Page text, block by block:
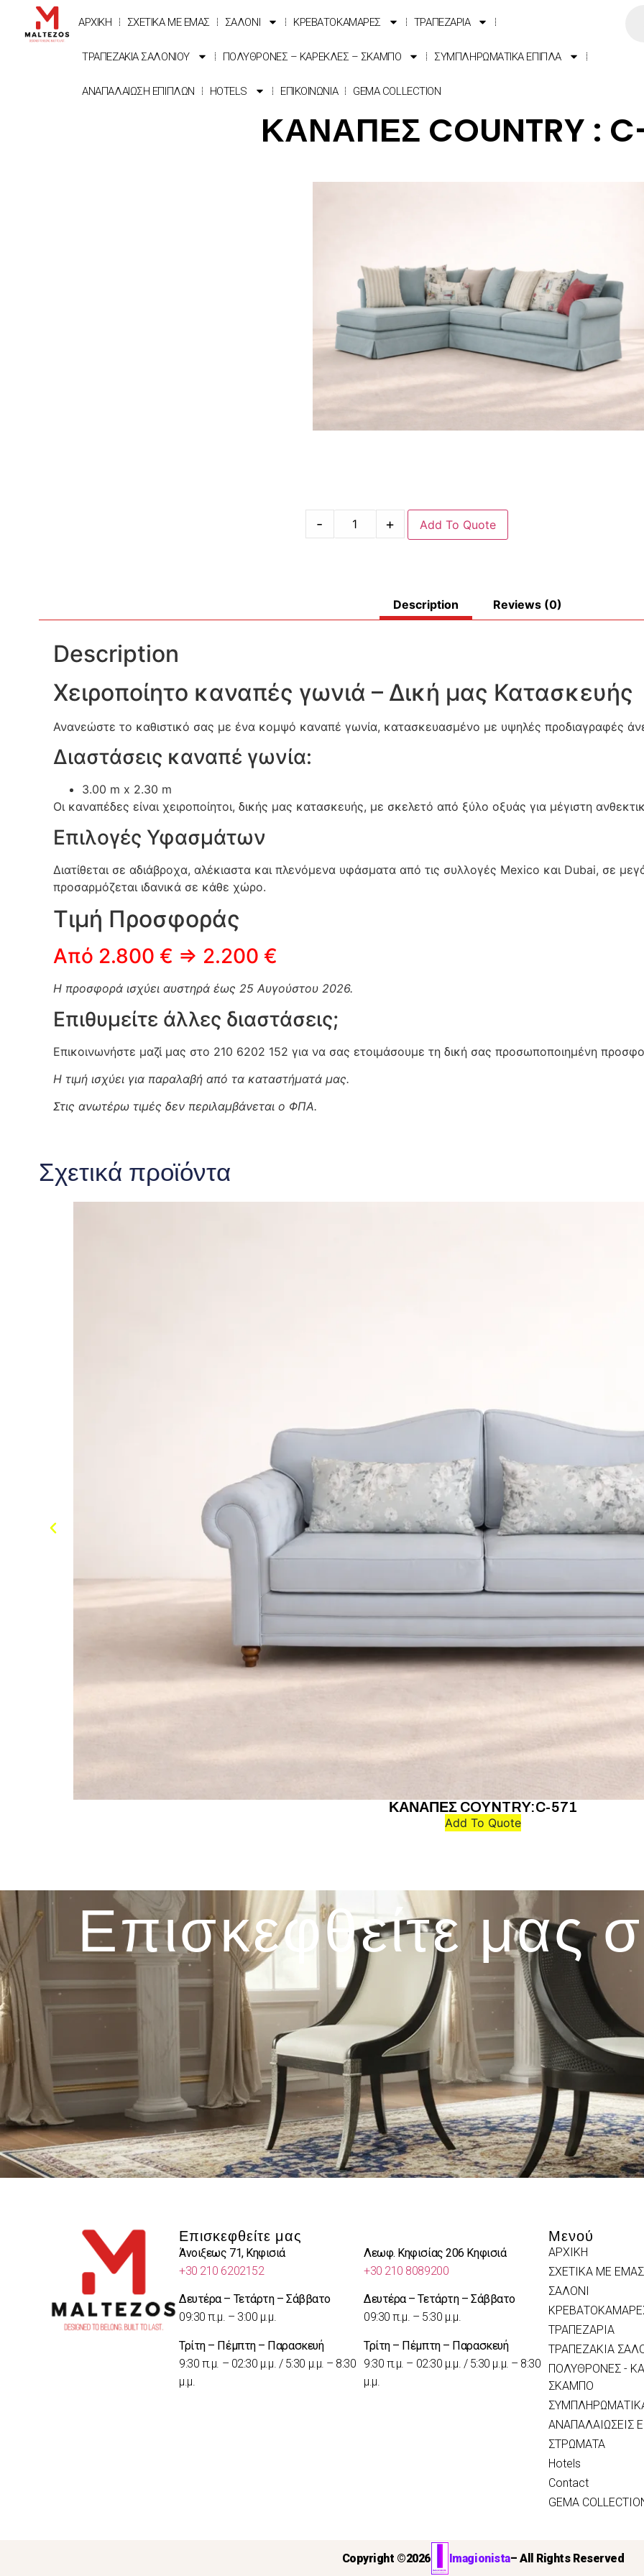
ΑΡΧΙΚΗ ΣΧΕΤΙΚΑ ΜΕ ΕΜΑΣ ΣΑΛΟΝΙ ΚΡΕΒΑΤΟΚΑΜΑΡΕΣ ΤΡΑΠΕΖΑΡΙΑ
ΤΡΑΠΕΖΑΚΙΑ ΣΑΛΟΝΙΟΥ ΠΟΛΥΘΡΟΝΕΣ – ΚΑΡΕΚΛΕΣ – ΣΚΑΜΠΟ ΣΥΜΠΛΗΡΩΜΑΤΙΚΑ ΕΠΙΠΛΑ
ΑΝΑΠΑΛΑΙΩΣΗ ΕΠΙΠΛΩΝ HOTELS ΕΠΙΚΟΙΝΩΝΙΑ GEMA COLLECTION
ΚΑΝΑΠΕΣ COUNTRY :
- + Add To Quote
Description Reviews (0)
Description
Χειροποίητο καναπές γωνιά – Δική μας Κατασκευής
Ανανεώστε το καθιστικό σας με ένα κομψό καναπέ γωνία, κατασκευασμένο με υψηλές προδιαγραφές
Διαστάσεις καναπέ γωνία:
3.00 m x 2.30 m
Οι καναπέδες είναι χειροποίητοι, δικής μας κατασκευής, με σκελετό από ξύλο οξυάς για μέγιστη
Επιλογές Υφασμάτων
Διατίθεται σε αδιάβροχα, αλέκιαστα και πλενόμενα υφάσματα από τις συλλογές Mexico και Dubai, σε
προσαρμόζεται ιδανικά σε κάθε χώρο.
Τιμή Προσφοράς
Από 2.800 € ⇒ 2.200 €
Η προσφορά ισχύει αυστηρά έως 25 Αυγούστου 2026.
Επιθυμείτε άλλες διαστάσεις;
Επικοινωνήστε μαζί μας στο 210 6202 152 για να σας ετοιμάσουμε τη δική σας προσωποποιημένη
Η τιμή ισχύει για παραλαβή από τα καταστήματά μας.
Στις ανωτέρω τιμές δεν περιλαμβάνεται ο ΦΠΑ.
Σχετικά προϊόντα
ΚΑΝΑΠΕΣ COYNTRY:C-571
Add To Quote
Επισκεφθείτε μας
Επισκεφθείτε μας
Άνοιξεως 71, Κηφισιά
+30 210 6202152
Δευτέρα – Τετάρτη – Σάββατο
09:30 π.μ. – 3:00 μ.μ.
Τρίτη – Πέμπτη – Παρασκευή
9:30 π.μ. – 02:30 μ.μ. / 5:30 μ.μ. – 8:30
μ.μ.
Λεωφ. Κηφισίας 206 Κηφισιά
+30 210 8089200
Δευτέρα – Τετάρτη – Σάββατο
09:30 π.μ. – 5:30 μ.μ.
Τρίτη – Πέμπτη – Παρασκευή
9:30 π.μ. – 02:30 μ.μ. / 5:30 μ.μ. – 8:30
μ.μ.
Μενού
ΑΡΧΙΚΗ
ΣΧΕΤΙΚΑ ΜΕ ΕΜΑΣ
ΣΑΛΟΝΙ
ΤΡΑΠΕΖΑΡΙΑ
ΤΡΑΠΕΖΑΚΙΑ
ΠΟΛΥΘΡΟΝΕΣ -
ΣΚΑΜΠΟ
ΑΝΑΠΑΛΑΙΩΣΕΙΣ
ΣΤΡΩΜΑΤΑ
Hotels
Contact
GEMA
Copyright ©2026 Imagionista– All Rights Reserved